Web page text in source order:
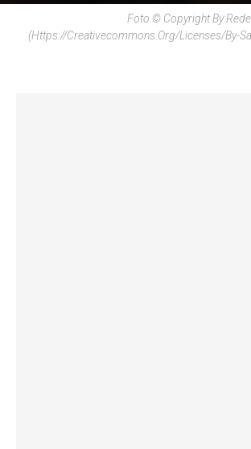
Foto © Copyright By
(https://creativecommons.org/licenses/by-